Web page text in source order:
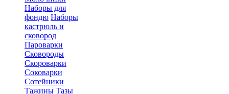
Наборы для
фондю Наборы
кастрюль и
сковород
Пароварки
Сковороды
Скороварки
Соковарки
Сотейники
Тажины Тазы